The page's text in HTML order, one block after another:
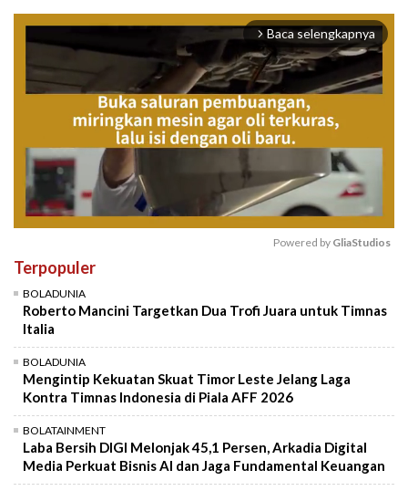
arrow_forward_ios Baca selengkapnya
Powered by GliaStudios
Terpopuler
BOLADUNIA
Roberto Mancini Targetkan Dua Trofi Juara untuk Timnas
Italia
BOLADUNIA
Mengintip Kekuatan Skuat Timor Leste Jelang Laga
Kontra Timnas Indonesia di Piala AFF 2026
BOLATAINMENT
Laba Bersih DIGI Melonjak 45,1 Persen, Arkadia Digital
Media Perkuat Bisnis AI dan Jaga Fundamental Keuangan